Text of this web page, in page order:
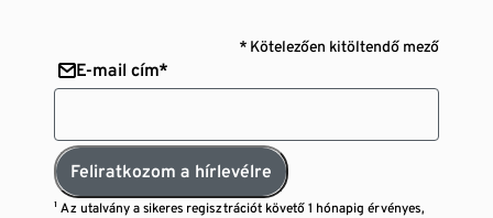
* Kötelezően kitöltendő mező
E-mail cím*
Feliratkozom a hírlevélre
¹ Az utalvány a sikeres regisztrációt követő 1 hónapig érvényes,